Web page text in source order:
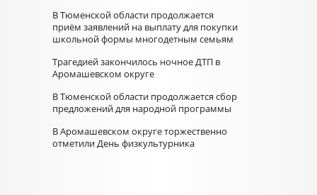
В Тюменской области продолжается
приём заявлений на выплату для покупки
школьной формы многодетным семьям
Трагедией закончилось ночное ДТП в
Аромашевском округе
В Тюменской области продолжается сбор
предложений для народной программы
В Аромашевском округе торжественно
отметили День физкультурника